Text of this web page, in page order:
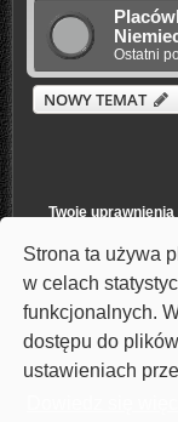
Strona ta używa
w celach
funkcjonalnych.
dostępu do
ustawieniach
Ostatni
NOWY TEMAT
Twoje
Nie możesz
Nie możesz
Nie możesz
Nie możesz
Strona główna